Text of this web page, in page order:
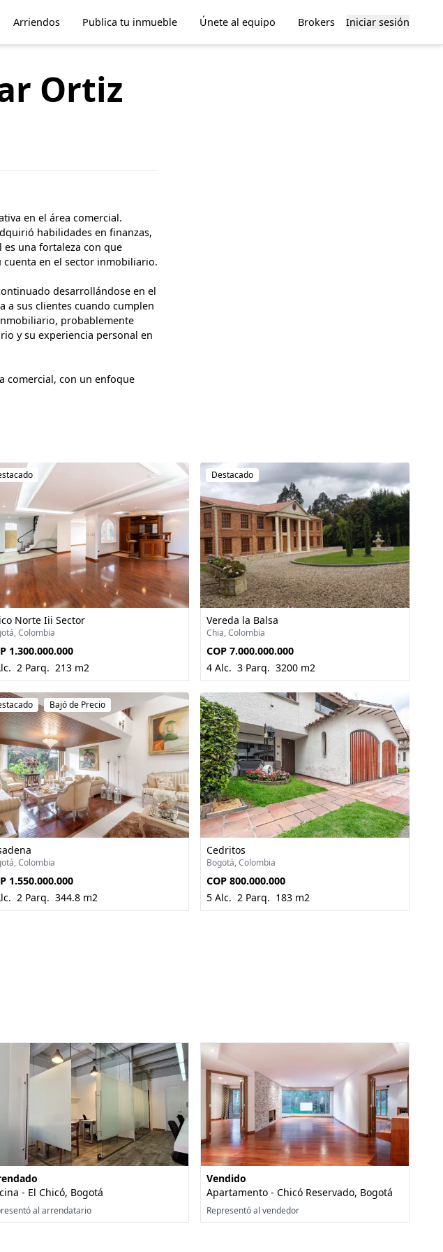
Arriendos Publica tu inmueble Únete al equipo Brokers Iniciar sesión
Ortiz
en el área comercial.
habilidades en finanzas,
es una fortaleza con que
en el sector inmobiliario.
desarrollándose en el
sus clientes cuando cumplen
probablemente
y su experiencia personal en
comercial, con un enfoque
Norte Iii Sector
Colombia
1.300.000.000
2 Parq. 213 m2
Destacado
Vereda la Balsa
Chia, Colombia
COP 7.000.000.000
4 Alc. 3 Parq. 3200 m2
Bajó de Precio
Colombia
1.550.000.000
2 Parq. 344.8 m2
Cedritos
Bogotá, Colombia
COP 800.000.000
5 Alc. 2 Parq. 183 m2
- El Chicó, Bogotá
al arrendatario
Vendido
Apartamento - Chicó Reservado, Bogotá
Representó al vendedor